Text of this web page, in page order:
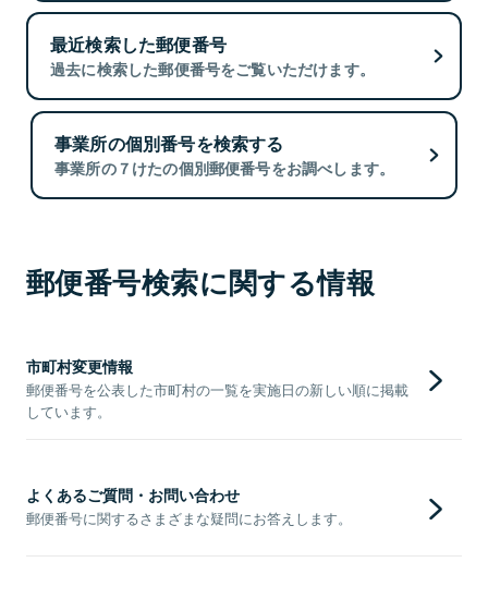
最近検索した郵便番号
過去に検索した郵便番号をご覧いただけます。
事業所の個別番号を検索する
事業所の７けたの個別郵便番号をお調べします。
郵便番号検索に関する情報
市町村変更情報
郵便番号を公表した市町村の一覧を実施日の新しい順に掲載
しています。
よくあるご質問・お問い合わせ
郵便番号に関するさまざまな疑問にお答えします。